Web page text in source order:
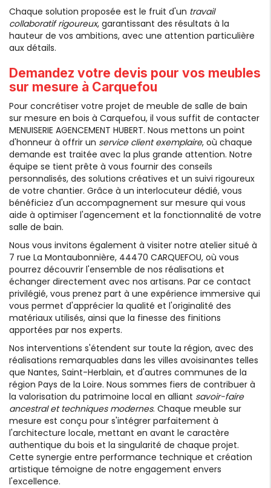
Chaque solution proposée est le fruit d'un travail
collaboratif rigoureux, garantissant des résultats à la
hauteur de vos ambitions, avec une attention particulière
aux détails.
Demandez votre devis pour vos meubles
sur mesure à Carquefou
Pour concrétiser votre projet de meuble de salle de bain
sur mesure en bois à Carquefou, il vous suffit de contacter
MENUISERIE AGENCEMENT HUBERT. Nous mettons un point
d'honneur à offrir un service client exemplaire, où chaque
demande est traitée avec la plus grande attention. Notre
équipe se tient prête à vous fournir des conseils
personnalisés, des solutions créatives et un suivi rigoureux
de votre chantier. Grâce à un interlocuteur dédié, vous
bénéficiez d'un accompagnement sur mesure qui vous
aide à optimiser l'agencement et la fonctionnalité de votre
salle de bain.
Nous vous invitons également à visiter notre atelier situé à
7 rue La Montaubonnière, 44470 CARQUEFOU, où vous
pourrez découvrir l'ensemble de nos réalisations et
échanger directement avec nos artisans. Par ce contact
privilégié, vous prenez part à une expérience immersive qui
vous permet d'apprécier la qualité et l'originalité des
matériaux utilisés, ainsi que la finesse des finitions
apportées par nos experts.
Nos interventions s'étendent sur toute la région, avec des
réalisations remarquables dans les villes avoisinantes telles
que Nantes, Saint-Herblain, et d'autres communes de la
région Pays de la Loire. Nous sommes fiers de contribuer à
la valorisation du patrimoine local en alliant savoir-faire
ancestral et techniques modernes. Chaque meuble sur
mesure est conçu pour s'intégrer parfaitement à
l'architecture locale, mettant en avant le caractère
authentique du bois et la singularité de chaque projet.
Cette synergie entre performance technique et création
artistique témoigne de notre engagement envers
l'excellence.